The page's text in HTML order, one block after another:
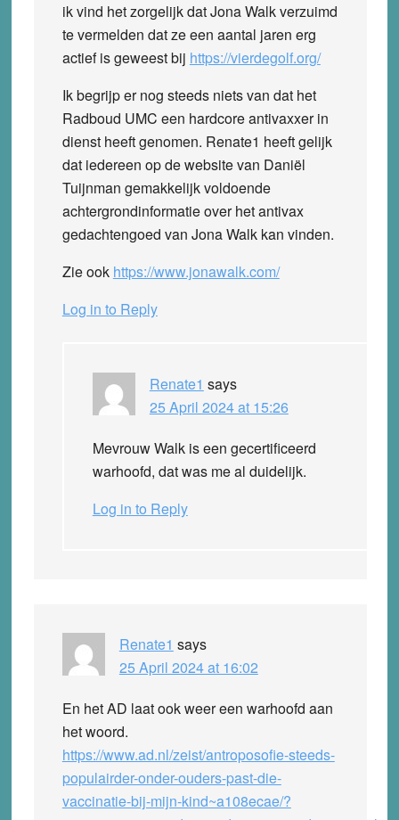
ik vind het zorgelijk dat Jona Walk verzuimd
te vermelden dat ze een aantal jaren erg
actief is geweest bij https://vierdegolf.org/
Ik begrijp er nog steeds niets van dat het
Radboud UMC een hardcore antivaxxer in
dienst heeft genomen. Renate1 heeft gelijk
dat iedereen op de website van Daniël
Tuijnman gemakkelijk voldoende
achtergrondinformatie over het antivax
gedachtengoed van Jona Walk kan vinden.
Zie ook https://www.jonawalk.com/
Log in to Reply
Renate1 says
25 April 2024 at 15:26
Mevrouw Walk is een gecertificeerd
warhoofd, dat was me al duidelijk.
Log in to Reply
Renate1 says
25 April 2024 at 16:02
En het AD laat ook weer een warhoofd aan
het woord.
https://www.ad.nl/zeist/antroposofie-steeds-
populairder-onder-ouders-past-die-
vaccinatie-bij-mijn-kind~a108ecae/?